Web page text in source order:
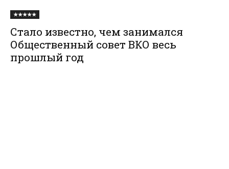
★★★★★
Стало известно, чем занимался
Общественный совет ВКО весь
прошлый год